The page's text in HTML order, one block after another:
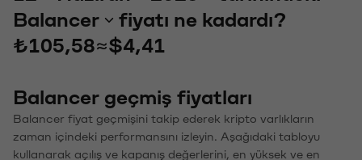
Balancer
fiyatı ne kadardı?
₺105,58≈$4,41
Balancer geçmiş fiyatları
Balancer fiyat geçmişini takip ederek kripto varlıkların
zaman içindeki performansını izleyin. Aşağıdaki tabloyu
kullanarak açılış ve kapanış değerlerini, en yüksek ve en